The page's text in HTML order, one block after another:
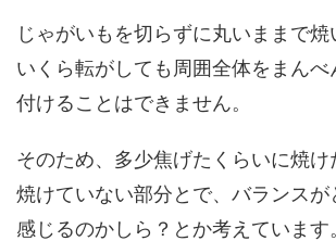
じゃがいもを切らずに丸いままで焼
いくら転がしても周囲全体をまんべ
付けることはできません。
そのため、多少焦げたくらいに焼け
焼けていない部分とで、バランスが
感じるのかしら？とか考えています